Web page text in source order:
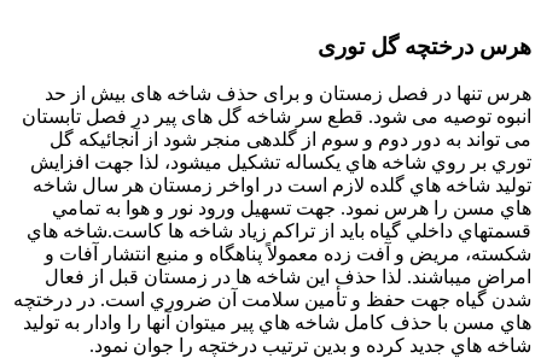
هرس درختچه گل توری
هرس تنها در فصل زمستان و برای حذف شاخه های بیش از حد
انبوه توصیه می شود. قطع سر شاخه گل های پیر در فصل تابستان
می تواند به دور دوم و سوم از گلدهی منجر شود از آنجائيكه گل
توري بر روي شاخه هاي يكساله تشكيل ميشود، لذا جهت افزايش
توليد شاخه هاي گلده لازم است در اواخر زمستان هر سال شاخه
هاي مسن را هرس نمود. جهت تسهيل ورود نور و هوا به تمامي
قسمتهاي داخلي گياه بايد از تراكم زياد شاخه ها كاست.شاخه هاي
شكسته، مريض و آفت زده معمولاً پناهگاه و منبع انتشار آفات و
امراض ميباشند. لذا حذف اين شاخه ها در زمستان قبل از فعال
شدن گياه جهت حفظ و تأمين سلامت آن ضروري است. در درختچه
هاي مسن با حذف كامل شاخه هاي پير ميتوان آنها را وادار به توليد
شاخه هاي جديد كرده و بدين ترتيب درختچه را جوان نمود.